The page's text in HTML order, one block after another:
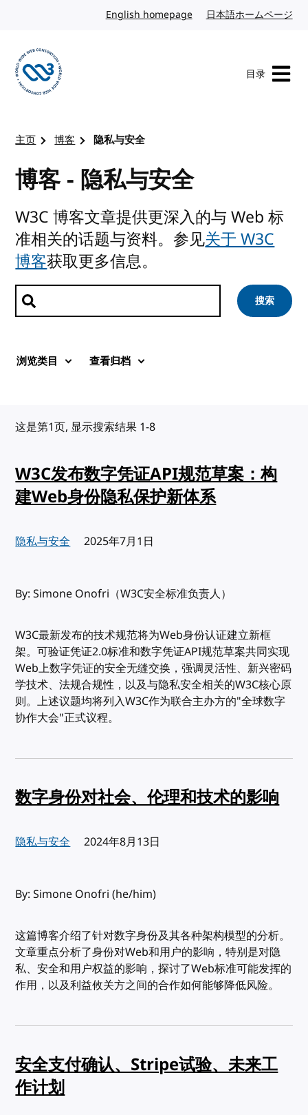
English homepage英文日本語ホームページ
目录
主页 博客 隐私与安全
博客 - 隐私与安全
W3C 博客文章提供更深入的与 Web 标
准相关的话题与资料。参见关于 W3C
博客获取更多信息。
搜索文章 搜索
浏览类目 查看归档
这是第1页, 显示搜索结果 1-8
W3C发布数字凭证API规范草案：构
建Web身份隐私保护新体系
隐私与安全 发布:
2025年7月1日
By: Simone Onofri（W3C安全标准负责人）
W3C最新发布的技术规范将为Web身份认证建立新框
架。可验证凭证2.0标准和数字凭证API规范草案共同实现
Web上数字凭证的安全无缝交换，强调灵活性、新兴密码
学技术、法规合规性，以及与隐私安全相关的W3C核心原
则。上述议题均将列入W3C作为联合主办方的"全球数字
协作大会"正式议程。
数字身份对社会、伦理和技术的影响
隐私与安全 发布:
2024年8月13日
By: Simone Onofri (he/him)
这篇博客介绍了针对数字身份及其各种架构模型的分析。
文章重点分析了身份对Web和用户的影响，特别是对隐
私、安全和用户权益的影响，探讨了Web标准可能发挥的
作用，以及利益攸关方之间的合作如何能够降低风险。
安全支付确认、Stripe试验、未来工
作计划